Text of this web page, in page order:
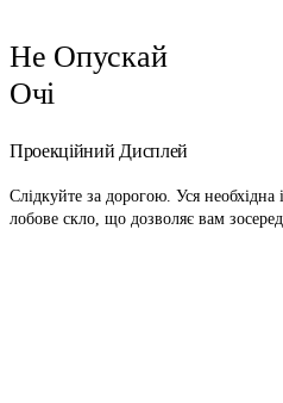
Не Опускай
Очі
Проекційний Дисплей
Слідкуйте за дорогою. Уся необхідна
лобове скло, що дозволяє вам